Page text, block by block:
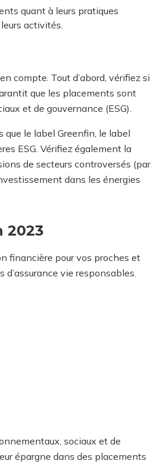
quant à leurs pratiques
activités.
compte. Tout d’abord, vérifiez si
que les placements sont
et de gouvernance (ESG).
que le label Greenfin, le label
ESG. Vérifiez également la
de secteurs controversés (par
dans les énergies
2023
financière pour vos proches et
vie responsables.
sociaux et de
épargne dans des placements